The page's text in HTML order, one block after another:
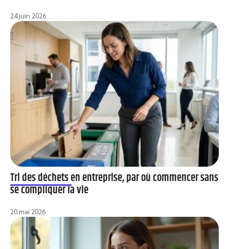
24 juin 2026
Tri des déchets en entreprise, par où commencer sans
se compliquer la vie
20 mai 2026